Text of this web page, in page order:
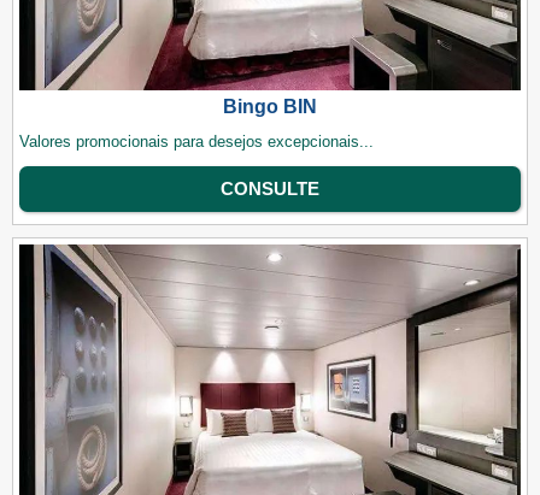
Bingo BIN
Valores promocionais para desejos excepcionais...
CONSULTE